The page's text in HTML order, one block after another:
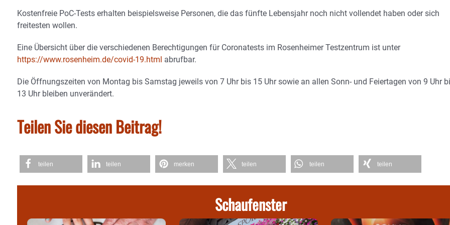
Kostenfreie PoC-Tests erhalten beispielsweise Personen, die das fünfte Lebensjahr noch nicht vollendet haben oder sich
freitesten wollen.
Eine Übersicht über die verschiedenen Berechtigungen für Coronatests im Rosenheimer Testzentrum ist unter
https://www.rosenheim.de/covid-19.html abrufbar.
Die Öffnungszeiten von Montag bis Samstag jeweils von 7 Uhr bis 15 Uhr sowie an allen Sonn- und Feiertagen von 9 Uhr
13 Uhr bleiben unverändert.
Teilen Sie diesen Beitrag!
teilen teilen merken teilen teilen teilen
Schaufenster